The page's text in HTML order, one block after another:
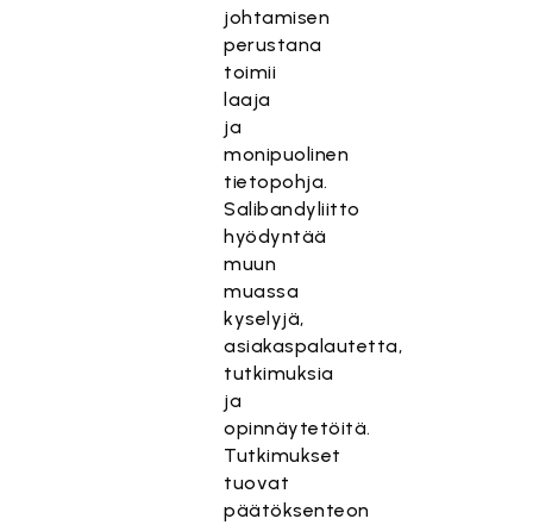
johtamisen
perustana
toimii
laaja
ja
monipuolinen
tietopohja.
Salibandyliitto
hyödyntää
muun
muassa
kyselyjä,
asiakaspalautetta,
tutkimuksia
ja
opinnäytetöitä.
Tutkimukset
tuovat
päätöksenteon